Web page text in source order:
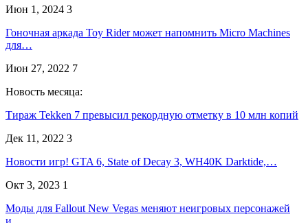
Июн 1, 2024 3
Гоночная аркада Toy Rider может напомнить Micro Machines
для…
Июн 27, 2022 7
Новость месяца:
Тираж Tekken 7 превысил рекордную отметку в 10 млн копий
Дек 11, 2022 3
Новости игр! GTA 6, State of Decay 3, WH40K Darktide,…
Окт 3, 2023 1
Моды для Fallout New Vegas меняют неигровых персонажей